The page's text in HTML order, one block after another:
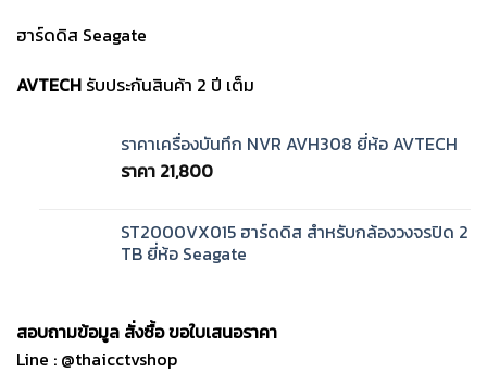
ฮาร์ดดิส Seagate
AVTECH รับประกันสินค้า 2 ปี เต็ม
ราคาเครื่องบันทึก NVR AVH308 ยี่ห้อ AVTECH
ราคา 21,800
ST2000VX015 ฮาร์ดดิส สำหรับกล้องวงจรปิด 2
TB ยี่ห้อ Seagate
สอบถามข้อมูล สั่งซื้อ ขอใบเสนอราคา
Line : @thaicctvshop